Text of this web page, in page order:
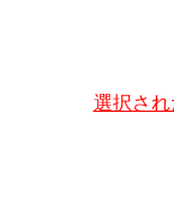
選択さ